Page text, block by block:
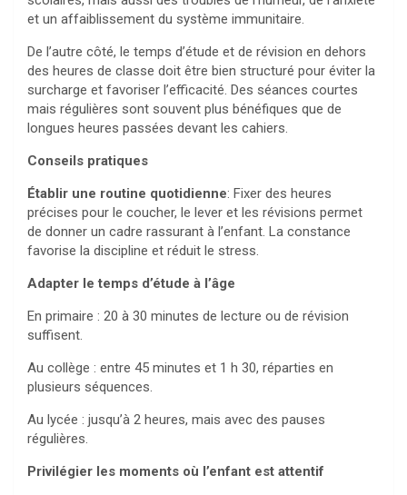
et un affaiblissement du système immunitaire.
De l’autre côté, le temps d’étude et de révision en dehors
des heures de classe doit être bien structuré pour éviter la
surcharge et favoriser l’efficacité. Des séances courtes
mais régulières sont souvent plus bénéfiques que de
longues heures passées devant les cahiers.
Conseils pratiques
Établir une routine quotidienne: Fixer des heures
précises pour le coucher, le lever et les révisions permet
de donner un cadre rassurant à l’enfant. La constance
favorise la discipline et réduit le stress.
Adapter le temps d’étude à l’âge
En primaire : 20 à 30 minutes de lecture ou de révision
suffisent.
Au collège : entre 45 minutes et 1 h 30, réparties en
plusieurs séquences.
Au lycée : jusqu’à 2 heures, mais avec des pauses
régulières.
Privilégier les moments où l’enfant est attentif